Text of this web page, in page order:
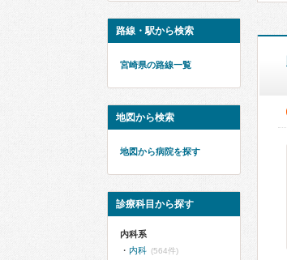
路線・駅から検索
宮崎県の路線一覧
地図から検索
地図から病院を探す
診療科目から探す
内科系
内科 (564件)